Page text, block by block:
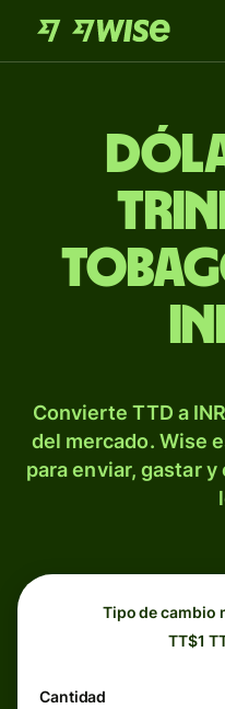
Convierte TTD a
del mercado. Wise
para enviar, gastar
Tipo de cambio
TT$1
Cantidad